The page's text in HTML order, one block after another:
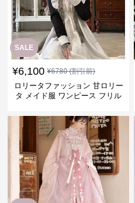
SALE
¥6,100 ¥6780(割引前)
ロリータファッション 甘ロリー
タ メイド服 ワンピース フリル